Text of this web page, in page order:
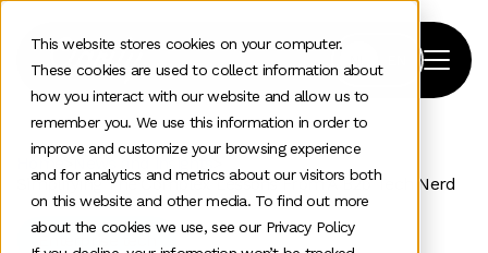
This website stores cookies on your computer.
These cookies are used to collect information about
how you interact with our website and allow us to
remember you. We use this information in order to
improve and customize your browsing experience
and for analytics and metrics about our visitors both
on this website and other media. To find out more
about the cookies we use, see our Privacy Policy
Home News and insights
Simplifying The Complex Lessons From A B2b Tech Nerd